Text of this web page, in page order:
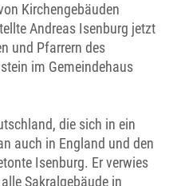
Kirchengebäuden
Andreas Isenburg jetzt
und Pfarrern des
im Gemeindehaus
die sich in ein
auch in England und den
Isenburg. Er verwies
Sakralgebäude in